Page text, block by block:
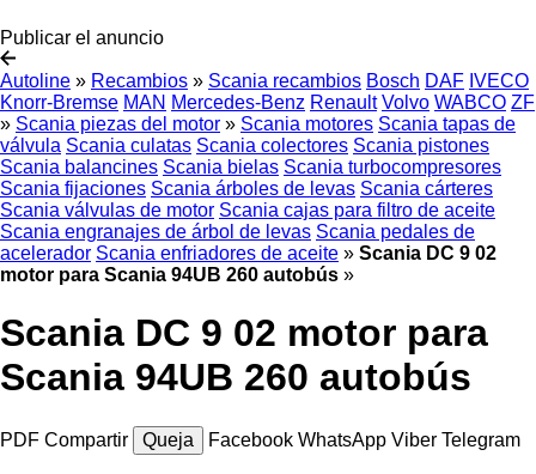
Publicar el anuncio
Autoline » Recambios » Scania recambios Bosch DAF IVECO
Knorr-Bremse MAN Mercedes-Benz Renault Volvo WABCO ZF
» Scania piezas del motor » Scania motores Scania tapas de
válvula Scania culatas Scania colectores Scania pistones
Scania balancines Scania bielas Scania turbocompresores
Scania fijaciones Scania árboles de levas Scania cárteres
Scania válvulas de motor Scania cajas para filtro de aceite
Scania engranajes de árbol de levas Scania pedales de
acelerador Scania enfriadores de aceite » Scania DC 9 02
motor para Scania 94UB 260 autobús »
Scania DC 9 02 motor para
Scania 94UB 260 autobús
PDF Compartir Queja Facebook WhatsApp Viber Telegram